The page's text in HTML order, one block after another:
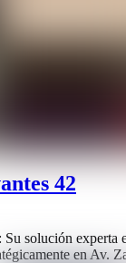
42
Su solución experta
en Av.